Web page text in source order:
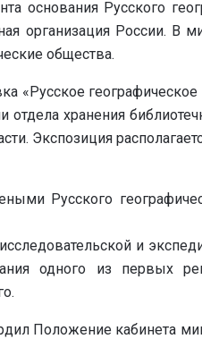
основания Русского
организация России. В
общества.
«Русское
отдела хранения
Экспозиция
Русского
и
одного из первых
Положение кабинета